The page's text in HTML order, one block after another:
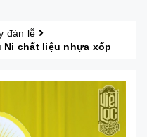
đàn lễ
Ni chất liệu nhựa xốp